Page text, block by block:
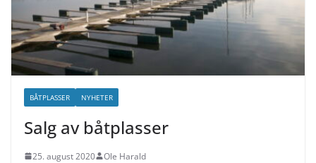
BÅTPLASSER NYHETER
Salg av båtplasser
25. august 2020 Ole Harald